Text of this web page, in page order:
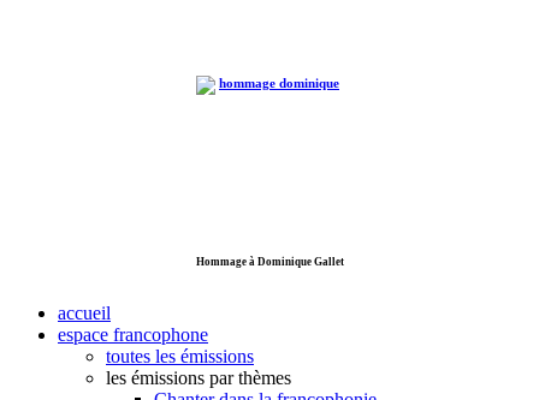
Hommage à Dominique Gallet
accueil
espace francophone
toutes les émissions
les émissions par thèmes